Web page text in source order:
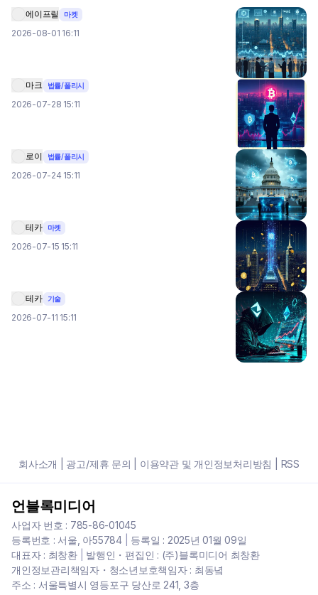
에이프릴 마켓
2026-08-01 16:11
마크 법률/폴리시
2026-07-28 15:11
로이 법률/폴리시
2026-07-24 15:11
테카 마켓
2026-07-15 15:11
테카 기술
2026-07-11 15:11
회사소개 광고/제휴 문의 이용약관 및 개인정보처리방침 RSS
언블록미디어
사업자 번호 : 785-86-01045
등록번호 : 서울, 아55784| 등록일 : 2025년 01월 09일
대표자 : 최창환| 발행인・편집인 : (주)블록미디어 최창환
개인정보관리책임자・청소년보호책임자 : 최동녘
주소 : 서울특별시 영등포구 당산로 241, 3층